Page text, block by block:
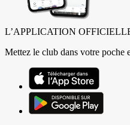
L’APPLICATION
Mettez le club dans votre poche